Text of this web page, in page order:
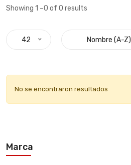
Marca
Showing 1 –0 of 0 results
42 Nombre (A-Z)
No se encontraron resultados